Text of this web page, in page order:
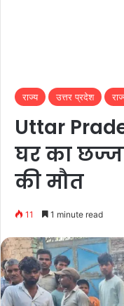
राज्य उत्तर प्रदेश
Uttar
घर का
की मौत
11 1 minute read